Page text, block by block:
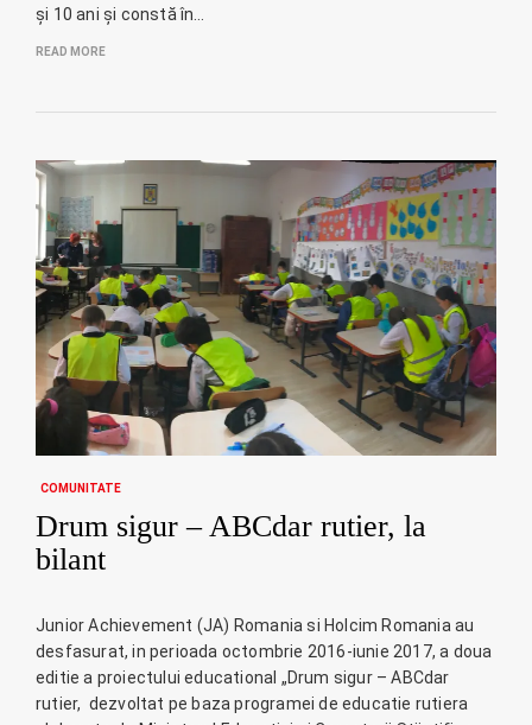
și 10 ani și constă în…
READ MORE
COMUNITATE
Drum sigur – ABCdar rutier, la
bilant
Junior Achievement (JA) Romania si Holcim Romania au
desfasurat, in perioada octombrie 2016-iunie 2017, a doua
editie a proiectului educational „Drum sigur – ABCdar
rutier, dezvoltat pe baza programei de educatie rutiera